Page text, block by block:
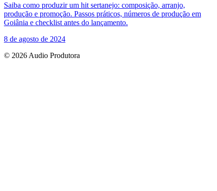
Saiba como produzir um hit sertanejo: composição, arranjo,
produção e promoção. Passos práticos, números de produção em
Goiânia e checklist antes do lançamento.
8 de agosto de 2024
© 2026 Audio Produtora